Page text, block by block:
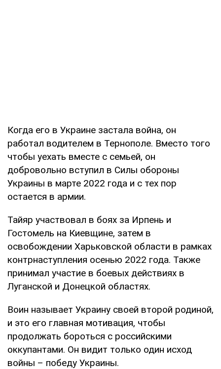
Когда его в Украине застала война, он
работал водителем в Тернополе. Вместо того
чтобы уехать вместе с семьей, он
добровольно вступил в Силы обороны
Украины в марте 2022 года и с тех пор
остается в армии.
Тайяр участвовал в боях за Ирпень и
Гостомель на Киевщине, затем в
освобождении Харьковской области в рамках
контрнаступления осенью 2022 года. Также
принимал участие в боевых действиях в
Луганской и Донецкой областях.
Воин называет Украину своей второй родиной,
и это его главная мотивация, чтобы
продолжать бороться с российскими
оккупантами. Он видит только один исход
войны – победу Украины.